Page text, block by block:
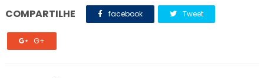
COMPARTILHE facebook Tweet
G+